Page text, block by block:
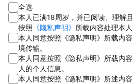
全选
本人已满18周岁，并已阅读、理解
按照 《隐私声明》 所载内容处理本
本人同意按照《隐私声明》所载内
境传输。
本人同意按照《隐私声明》所载内
人的个人信息。
本人同意按照《隐私声明》所述内